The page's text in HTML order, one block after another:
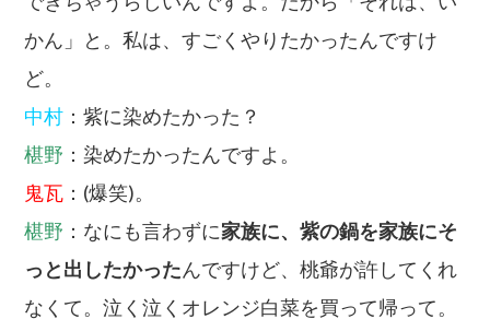
かん」と。私は、すごくやりたかったんですけ
ど。
中村 ：紫に染めたかった？
椹野 ：染めたかったんですよ。
鬼瓦 ：(爆笑)。
椹野 ：なにも言わずに家族に、紫の鍋を家族にそ
っと出したかったんですけど、桃爺が許してくれ
なくて。泣く泣くオレンジ白菜を買って帰って。